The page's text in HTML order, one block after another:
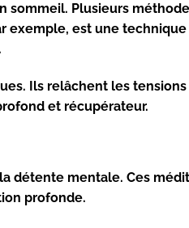
Plusieurs
exemple, est une
Ils relâchent les
et récupérateur.
détente mentale. Ces
profonde.